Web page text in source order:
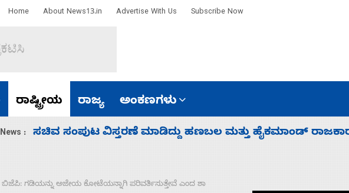
Home About News13.in Advertise With Us Subscribe Now
ರಾಷ್ಟ್ರೀಯ ರಾಜ್ಯ ಅಂಕಣಗಳು
: ‘ಕಳೆದ 3-4 ವರ್ಷಗಳಲ್ಲಿ 40 ಲಷ್ಕರ್ ಸದಸ್ಯರನ್ನು ಸದ್ದಿಲ್ಲದೆ ಮುಗಿಸಿದೆ ಭಾರತ
ಬಿಜೆಪಿ: ಗಡಿಯನ್ನು ಅಜೇಯ ಕೋಟೆಯನ್ನಾಗಿ ಪರಿವರ್ತಿಸುತ್ತೇವೆ ಎಂದ ಶಾ